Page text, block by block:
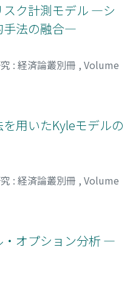
スク計測モデル ―シ
手法の融合―
: 経済論叢別冊 , Volume
用いたKyleモデルの
: 経済論叢別冊 , Volume
・オプション分析 ―